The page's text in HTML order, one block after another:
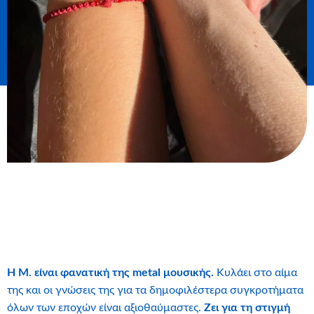
Η Μ. είναι φανατική της metal μουσικής. Κυλάει στο αίμα
της και οι γνώσεις της για τα δημοφιλέστερα συγκροτήματα
όλων των εποχών είναι αξιοθαύμαστες. Ζει για τη στιγμή